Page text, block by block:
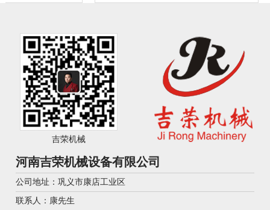
吉荣机械
河南吉荣机械设备有限公司
公司地址：巩义市康店工业区
联系人：康先生